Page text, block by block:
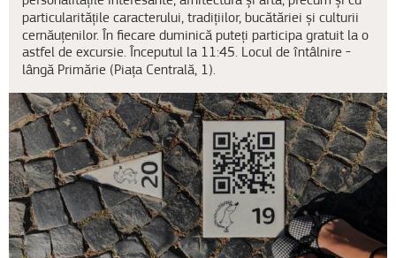
particularitățile caracterului, tradițiilor, bucătăriei și culturii
cernăuțenilor. În fiecare duminică puteți participa gratuit la o
astfel de excursie. Începutul la 11:45. Locul de întâlnire -
lângă Primărie (Piața Centrală, 1).